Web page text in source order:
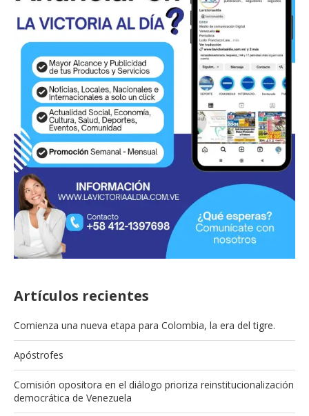
Artículos recientes
Comienza una nueva etapa para Colombia, la era del tigre.
Apóstrofes
Comisión opositora en el diálogo prioriza reinstitucionalización
democrática de Venezuela